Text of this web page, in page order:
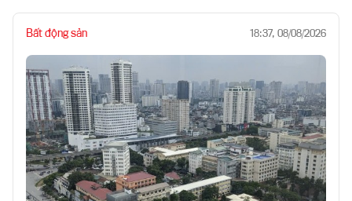
Bất động sản 18:37, 08/08/2026